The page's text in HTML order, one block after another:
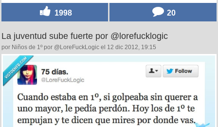
1998 20
La juventud sube fuerte por @lorefucklogic
por Niños de 1º por @LoreFuckLogic el 12 dic 2012, 19:15